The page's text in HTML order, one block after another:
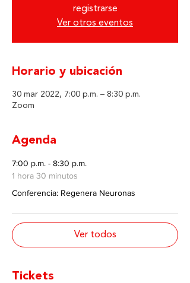
registrarse
Ver otros eventos
Horario y ubicación
30 mar 2022, 7:00 p.m. – 8:30 p.m.
Zoom
Agenda
7:00 p.m. - 8:30 p.m.
1 hora 30 minutos
Conferencia: Regenera Neuronas
Ver todos
Tickets